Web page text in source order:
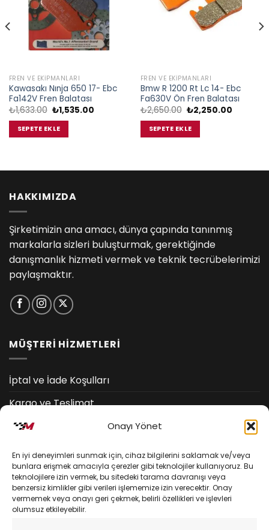
Onayı Yönet
En iyi deneyimleri sunmak için, cihaz bilgilerini saklamak ve/veya
bunlara erişmek amacıyla çerezler gibi teknolojiler kullanıyoruz. Bu
teknolojilere izin vermek, bu sitedeki tarama davranışı veya
benzersiz kimlikler gibi verileri işlememize izin verecektir. Onay
vermemek veya onayı geri çekmek, belirli özellikleri ve işlevleri
olumsuz etkileyebilir.
FREN VE EKIPMANLARI
Kawasakı Nınja 650 17- Ebc
Fa142V Fren Balatası
₺1,633.00 Orijinal
fiyat:
₺1,633.00.
₺1,535.00Şu
SEPETE EKLE
FREN VE EKIPMANLARI
Bmw R 1200 Rt Lc 14- Ebc
Fa630V Ön Fren Balatası
₺2,650.00 Orijinal
fiyat:
₺2,650.00.
₺2,250.00Şu
SEPETE EKLE
HAKKIMIZDA
Şirketimizin ana amacı, dünya çapında tanınmış
markalarla sizleri buluşturmak, gerektiğinde
danışmanlık hizmeti vermek ve teknik tecrübelerimizi
paylaşmaktır.
MÜŞTERİ HİZMETLERİ
İptal ve İade Koşulları
Kargo ve Teslimat
Kişisel Verilerin Korunması
YARDIM
Müşteri Hizmetleri